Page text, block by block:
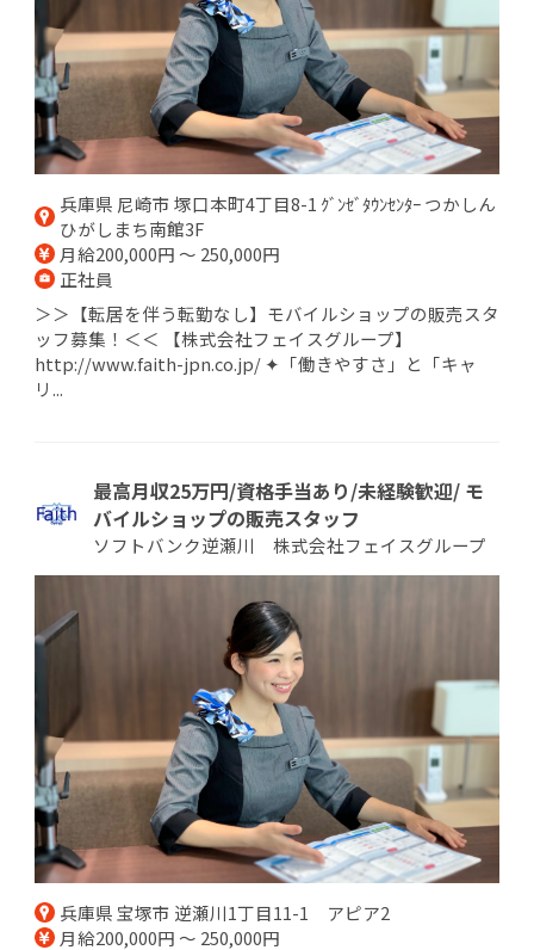
兵庫県 尼崎市 塚口本町4丁目8-1 ｸﾞﾝｾﾞﾀｳﾝｾﾝﾀｰ つかしん
ひがしまち南館3F
月給200,000円 ～ 250,000円
正社員
＞＞【転居を伴う転勤なし】モバイルショップの販売スタ
ッフ募集！＜＜ 【株式会社フェイスグループ】
http://www.faith-jpn.co.jp/ ✦「働きやすさ」と「キャ
リ...
最高月収25万円/資格手当あり/未経験歓迎/ モ
バイルショップの販売スタッフ
ソフトバンク逆瀬川 株式会社フェイスグループ
兵庫県 宝塚市 逆瀬川1丁目11-1 アピア2
月給200,000円 ～ 250,000円